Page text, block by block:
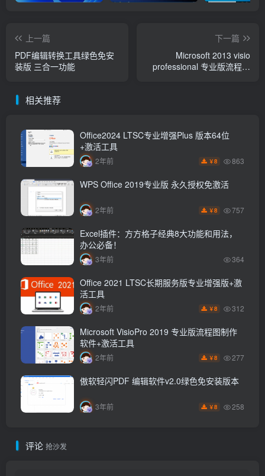
上一篇
PDF编辑转换工具绿色免安
装版 三合一功能
下一篇
Microsoft 2013 visio
professional 专业版流程图
相关推荐
Office2024 LTSC专业增强Plus 版本64位
+激活工具
2年前 ￥8 863
WPS Office 2019专业版 永久授权免激活
2年前 ￥8 757
Excel插件：方方格子经典8大功能和用法，
办公必备！
3年前 364
Office 2021 LTSC长期服务版专业增强版+激
活工具
2年前 ￥8 312
Microsoft VisioPro 2019 专业版流程图制作
软件+激活工具
2年前 ￥8 277
傲软轻闪PDF 编辑软件v2.0绿色免安装版本
3年前 ￥8 258
评论 抢沙发